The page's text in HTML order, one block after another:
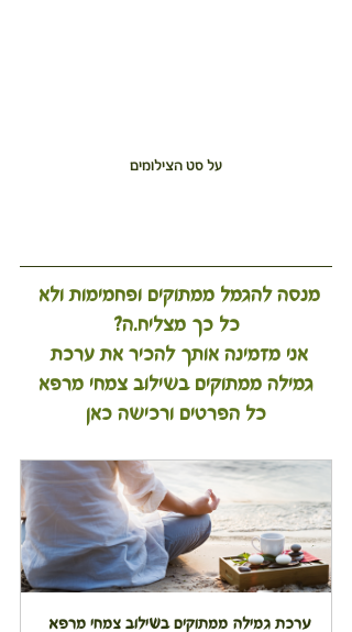
על סט הצילומים
מנסה להגמל ממתוקים ופחמימות ולא
כל כך מצליח.ה?
אני מזמינה אותך להכיר את ערכת
גמילה ממתוקים בשילוב צמחי מרפא
כל הפרטים ורכישה כאן
ערכת גמילה ממתוקים בשילוב צמחי מרפא